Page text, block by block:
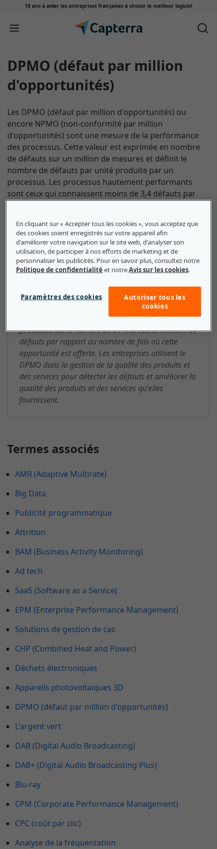
18 ans à aider les entreprises françaises à choisir le meilleur logiciel
Passer au contenu
DPMO (défaut par million
d'opportunités)
Les DPMO (défaut par million d'opportunités) ou
encore NPMO (non-conformité par million
d'opportunités) sont une mesure de la performance
des processus. Cette valeur est exprimée en nombre
de défauts sur un million de mesures et définit le
nombre de défauts par unité produite par un
processus. Les processus hautement performants
sont ceux qui connaissent moins de 3,4 défauts par
DPMO (défaut par million
d'opportunités) : ce que les
petites et moyennes entreprises
doivent savoir
Dans Six Sigma, la mesure de la performance d'un
processus est le nombre de DPMO, soit le nombre de
défauts par rapport au nombre de fois où cette
opportunité est offerte. Les entreprises utilisent le
DPMO dans la gestion de la qualité des produits et
des services pour détecter les défauts et améliorer la
qualité des produits et des services qu'elles
fournissent.
Termes associés
AMR (Adaptive Multirate)
Big Data
Publicité programmatique
Attrition
BAM (Business Activity Monitoring)
Ad tech
SaaS (Software as a Service)
EPM (Enterprise Performance Management)
Solutions de gestion de cas
CHP (Combined Heat and Power)
Déchets électroniques
Appareils photovoltaïques 3D
DPMO (défaut par million d'opportunités)
L'argent vert
DAB (Digital Audio Broadcasting)
DAB+ (Digital Audio Broadcasting Plus)
Blu-ray
CPM (Corporate Performance Management)
CPC (coût par clic)
Analyse de la fréquentation
En cliquant sur « Accepter tous les cookies », vous acceptez que
des cookies soient enregistrés sur votre appareil afin
d'améliorer votre navigation sur le site web, d'analyser son
utilisation, de participer à nos efforts de marketing et de
personnaliser les publicités. Pour en savoir plus, consultez notre
Politique de confidentialité et notreAvis sur les cookies.
Paramètres des cookies
Autoriser tous les
cookies